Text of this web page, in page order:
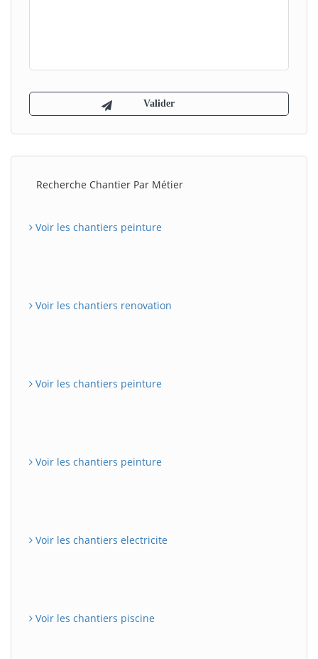
Recherche Chantier Par Métier
Voir les chantiers peinture
Voir les chantiers renovation
Voir les chantiers peinture
Voir les chantiers peinture
Voir les chantiers electricite
Voir les chantiers piscine